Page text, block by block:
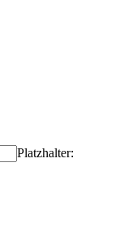
Platzhalter: